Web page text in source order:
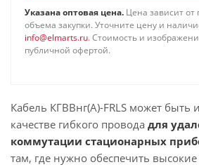
Указана оптовая цена. Цена зависит от
объема закупки. Уточните цену и
info@elmarts.ru. Стоимость и
публичной офертой.
Кабель КГВВнг(А)-FRLS может быть
качестве гибкого провода для
коммутации стационарных
там, где нужно обеспечить